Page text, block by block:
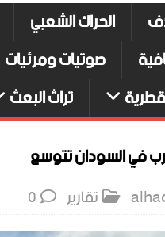
الحراك الشعبي
صوتيات ومرئيات
تراث البعث
في السودان تتوسع
تقارير 0